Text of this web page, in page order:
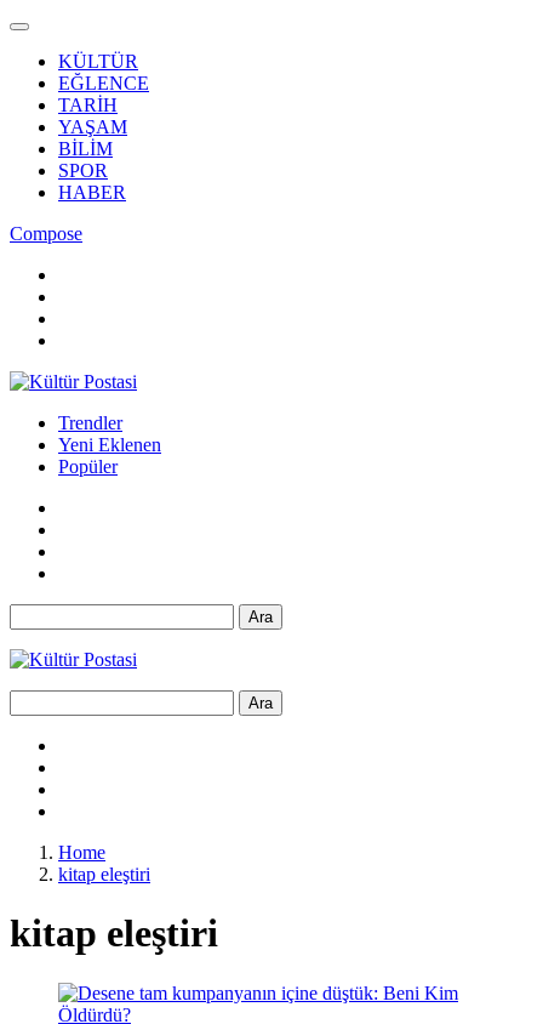
KÜLTÜR
EĞLENCE
TARİH
YAŞAM
BİLİM
SPOR
HABER
Compose
Trendler
Yeni Eklenen
Popüler
Ara
Ara
Home
kitap eleştiri
kitap eleştiri